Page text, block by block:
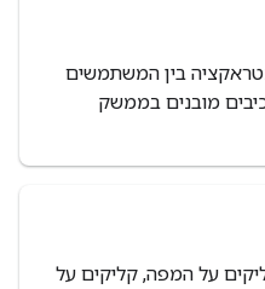
בין המשתמשים
מובנים בממשק
על המפה, קליקים על